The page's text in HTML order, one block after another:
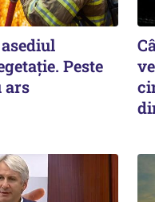
Peste
ars